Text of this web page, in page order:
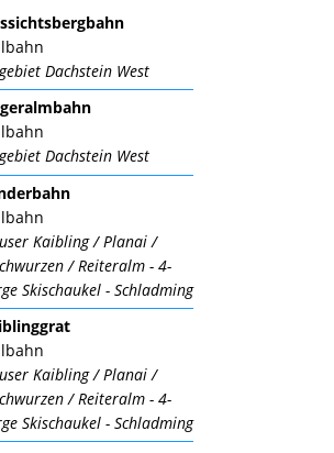
Dachstein West
Dachstein West
Kaibling / Planai /
/ Reiteralm - 4-
Skischaukel - Schladming
Kaibling / Planai /
/ Reiteralm - 4-
Skischaukel - Schladming